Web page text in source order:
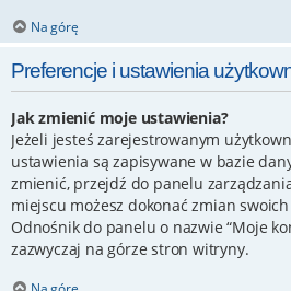
Na górę
Preferencje i ustawienia
Jak zmienić moje ustawienia?
Jeżeli jesteś zarejestrowanym
ustawienia są zapisywane w bazie
zmienić, przejdź do panelu
miejscu możesz dokonać zmian
Odnośnik do panelu o nazwie “Moje
zazwyczaj na górze stron witryny.